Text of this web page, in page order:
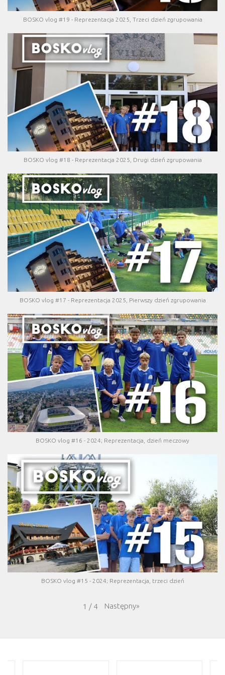
BOSKO vlog #19 - Reprezentacja 2025, Trzeci dzień zgrupowania
BOSKO vlog #18 - Reprezentacja 2025, Drugi dzień zgrupowania
BOSKO vlog #17 - Reprezentacja 2025, Pierwszy dzień zgrupowania
BOSKO vlog #16 - 2024; Reprezentacja, dzień meczowy
BOSKO vlog #15 - 2024; Reprezentacja, trzeci dzień
1 / 4 Następny»